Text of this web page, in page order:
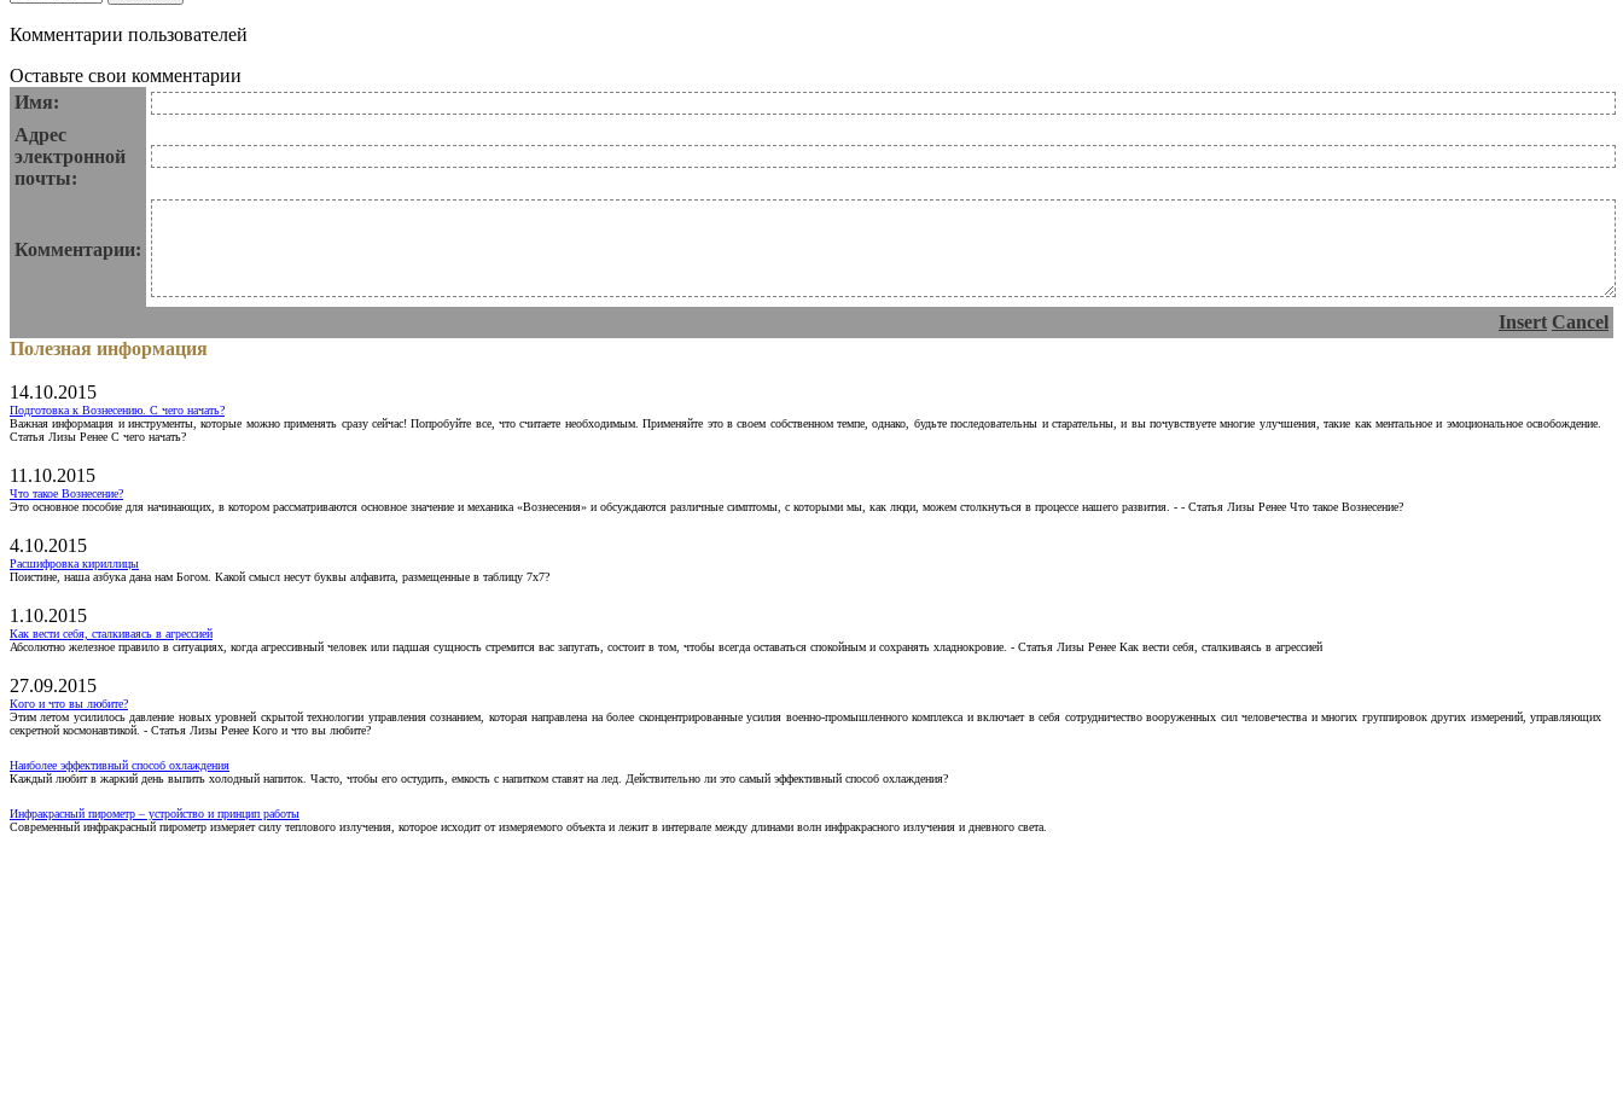
Комментарии пользователей
Оставьте свои комментарии
Имя:
Адрес
электронной
почты:
Комментарии:
Insert Cancel
Полезная информация
14.10.2015
Подготовка к Вознесению. С чего начать?
Важная информация и инструменты, которые можно применять сразу сейчас! Попробуйте все, что считаете необходимым. Применяйте это в своем собственном темпе, однако, будьте последовательны и старательны, и вы почувствуете многие улучшения, такие как ментальное и эмоциональное освобождение.
Статья Лизы Ренее С чего начать?
11.10.2015
Что такое Вознесение?
Это основное пособие для начинающих, в котором рассматриваются основное значение и механика «Вознесения» и обсуждаются различные симптомы, с которыми мы, как люди, можем столкнуться в процессе нашего развития. - - Статья Лизы Ренее Что такое Вознесение?
4.10.2015
Расшифровка кириллицы
Поистине, наша азбука дана нам Богом. Какой смысл несут буквы алфавита, размещенные в таблицу 7х7?
1.10.2015
Как вести себя, сталкиваясь в агрессией
Абсолютно железное правило в ситуациях, когда агрессивный человек или падшая сущность стремится вас запугать, состоит в том, чтобы всегда оставаться спокойным и сохранять хладнокровие. - Статья Лизы Ренее Как вести себя, сталкиваясь в агрессией
27.09.2015
Кого и что вы любите?
Этим летом усилилось давление новых уровней скрытой технологии управления сознанием, которая направлена на более сконцентрированные усилия военно-промышленного комплекса и включает в себя сотрудничество вооруженных сил человечества и многих группировок других измерений, управляющих
секретной космонавтикой. - Статья Лизы Ренее Кого и что вы любите?
Наиболее эффективный способ охлаждения
Каждый любит в жаркий день выпить холодный напиток. Часто, чтобы его остудить, емкость с напитком ставят на лед. Действительно ли это самый эффективный способ охлаждения?
Инфракрасный пирометр – устройство и принцип работы
Современный инфракрасный пирометр измеряет силу теплового излучения, которое исходит от измеряемого объекта и лежит в интервале между длинами волн инфракрасного излучения и дневного света.